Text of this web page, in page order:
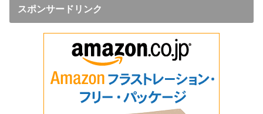
スポンサードリンク